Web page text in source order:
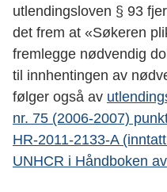
utlendingsloven § 93
det frem at «Søkeren
fremlegge nødvendig
til innhentingen av
følger også av
nr. 75 (2006-2007)
HR-2011-2133-A
UNHCR i Håndboken